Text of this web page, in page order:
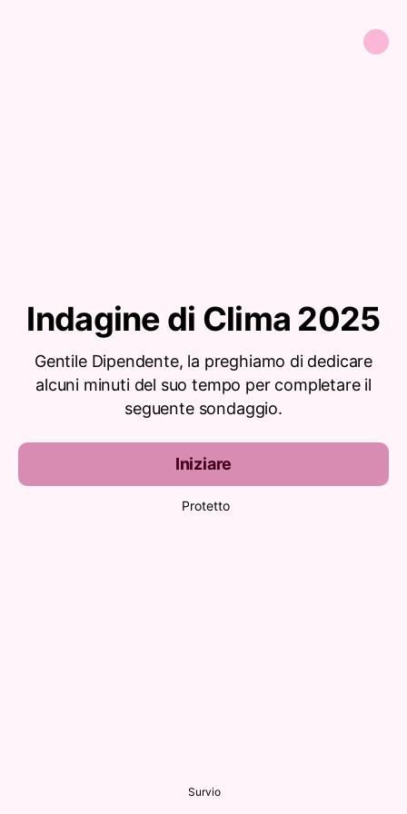
Indagine di Clima 2025
Gentile Dipendente, la preghiamo di dedicare
alcuni minuti del suo tempo per completare il
seguente sondaggio.
Iniziare
Protetto
Survio